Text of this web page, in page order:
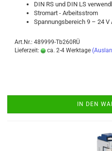
DIN RS und DIN LS
Strom­art - Ar­beits­strom
Span­nungs­be­reich 9 – 24 V
Art.Nr.: 489999-Tb260RÜ
Lieferzeit:
ca. 2-4 Werktage
IN DEN